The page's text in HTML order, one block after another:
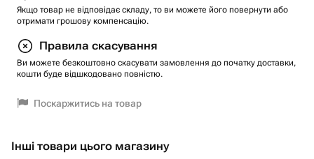
Якщо товар не відповідає складу, то ви можете його повернути або
отримати грошову компенсацію.
Правила скасування
Ви можете безкоштовно скасувати замовлення до початку доставки,
кошти буде відшкодовано повністю.
Поскаржитись на товар
Інші товари цього магазину